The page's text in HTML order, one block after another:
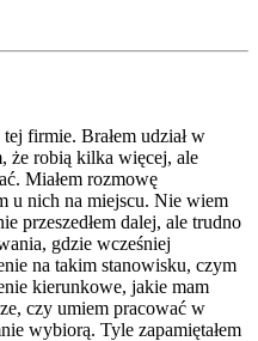
firmie. Brałem udział w
że robią kilka więcej, ale
Miałem rozmowę
u nich na miejscu. Nie wiem
przeszedłem dalej, ale trudno
gdzie wcześniej
na takim stanowisku, czym
kierunkowe, jakie mam
czy umiem pracować w
wybiorą. Tyle zapamiętałem